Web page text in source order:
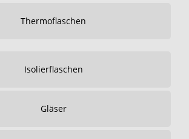
Thermoflaschen
Isolierflaschen
Gläser